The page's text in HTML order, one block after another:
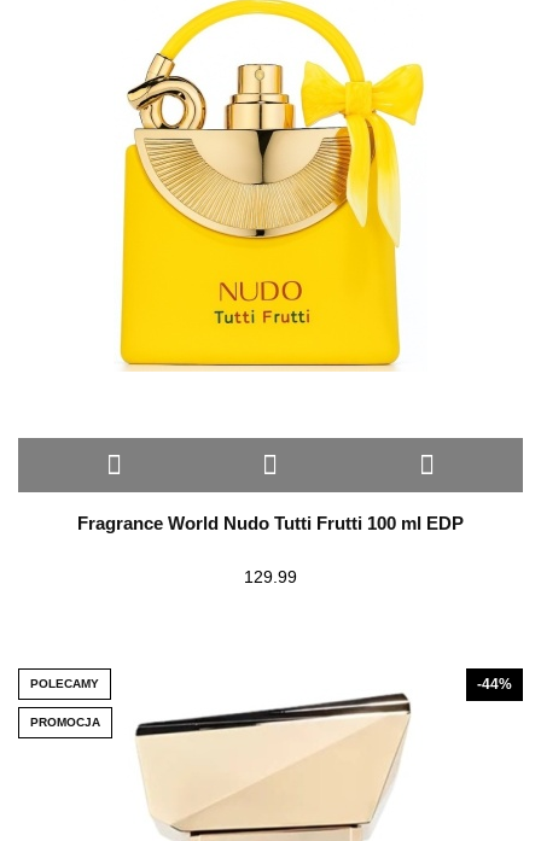
Fragrance World Nudo Tutti Frutti 100 ml EDP
129.99
POLECAMY
PROMOCJA
-44%